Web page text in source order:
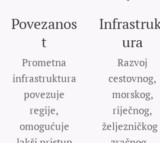
Povezanos
t
Prometna
infrastruktura
povezuje
regije,
omogućuje
ura
Razvoj
cestovnog,
morskog,
riječnog,